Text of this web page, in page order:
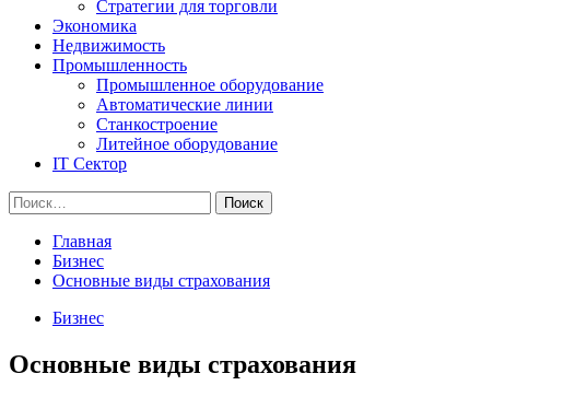
Стратегии для торговли
Экономика
Недвижимость
Промышленность
Промышленное оборудование
Автоматические линии
Станкостроение
Литейное оборудование
IT Сектор
Найти:
Главная
Бизнес
Основные виды страхования
Бизнес
Основные виды страхования